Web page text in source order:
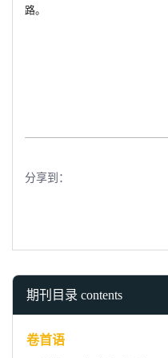
路。
分享到：
期刊目录 contents
卷首语